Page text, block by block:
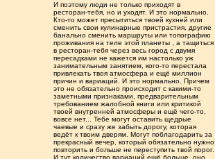
И поэтому люди не только приходят в
ресторан-тебя, но и уходят. И это нормально.
Кто-то может пресытиться твоей кухней или
сменить свои кулинарные пристрастия, другие
банально сменить маршруты или топографию
проживания на теле этой планеты , а тащиться
в ресторан-тебя через весь город с двумя
пересадками не кажется им настолько уж
занимательным занятием, кого-то перестала
привлекать твоя атмосфера и ещё миллион
причин и вариаций. И это нормально. Причем
это не обязательно происходит с какими-то
заметными признаками, предварительным
требованием жалобной книги или критикой
твоей внутренней атмосферы и ещё чего-то,
вовсе нет... Тебе могут оставить щедрые
чаевые и сразу же забыть дорогу, которая
ведёт к твоим дверям. Могут поблагодарить за
прекрасный вечер, который обязательно нужно
повторить и больше не переступить твой порог.
И тут количество вариаций ещё больше, оно